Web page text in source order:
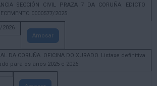
SECCIÓN CIVIL PRAZA 7 DA CORUÑA. EDICTO
0000577/2025
2026
Amosar
DA CORUÑA. OFICINA DO XURADO. Listaxe definitiva
para os anos 2025 e 2026